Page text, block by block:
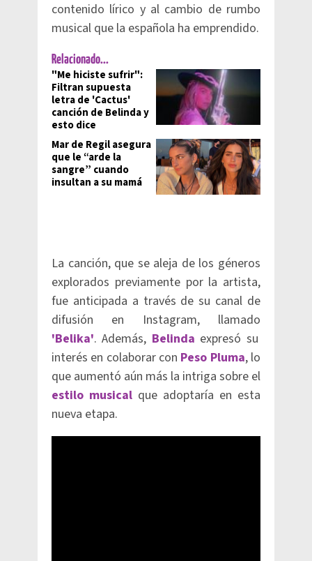
contenido lírico y al cambio de rumbo
musical que la española ha emprendido.
Relacionado...
"Me hiciste sufrir":
Filtran supuesta
letra de 'Cactus'
canción de Belinda y
esto dice
Mar de Regil asegura
que le “arde la
sangre” cuando
insultan a su mamá
La canción, que se aleja de los géneros
explorados previamente por la artista,
fue anticipada a través de su canal de
difusión en Instagram, llamado
'Belika'. Además, Belinda expresó su
interés en colaborar con Peso Pluma, lo
que aumentó aún más la intriga sobre el
estilo musical que adoptaría en esta
nueva etapa.